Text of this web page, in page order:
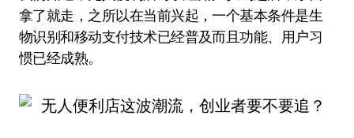
拿了就走，之所以在当前兴起，一个基本条件是生
物识别和移动支付技术已经普及而且功能、用户习
惯已经成熟。